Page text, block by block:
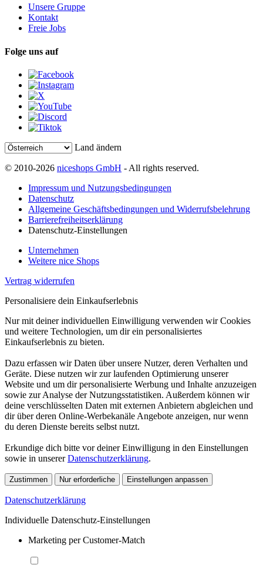
Unsere Gruppe
Kontakt
Freie Jobs
Folge uns auf
Land ändern
© 2010-2026 niceshops GmbH - All rights reserved.
Impressum und Nutzungsbedingungen
Datenschutz
Allgemeine Geschäftsbedingungen und Widerrufsbelehrung
Barrierefreiheitserklärung
Datenschutz-Einstellungen
Unternehmen
Weitere nice Shops
Vertrag widerrufen
Personalisiere dein Einkaufserlebnis
Nur mit deiner individuellen Einwilligung verwenden wir Cookies
und weitere Technologien, um dir ein personalisiertes
Einkaufserlebnis zu bieten.
Dazu erfassen wir Daten über unsere Nutzer, deren Verhalten und
Geräte. Diese nutzen wir zur laufenden Optimierung unserer
Website und um dir personalisierte Werbung und Inhalte anzuzeigen
sowie zur Analyse der Nutzungsstatistiken. Außerdem können wir
deine verschlüsselten Daten mit externen Anbietern abgleichen und
dir über deren Online-Werbekanäle Angebote anzeigen, nur wenn
du deren Dienste bereits selbst nutzt.
Erkundige dich bitte vor deiner Einwilligung in den Einstellungen
sowie in unsererDatenschutzerklärung.
Zustimmen Nur erforderliche Einstellungen anpassen
Datenschutzerklärung
Individuelle Datenschutz-Einstellungen
Marketing per Customer-Match